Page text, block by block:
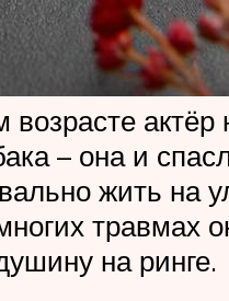
– она и
жить на
травмах
на ринге.